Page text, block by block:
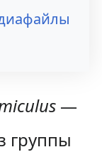
—
группы